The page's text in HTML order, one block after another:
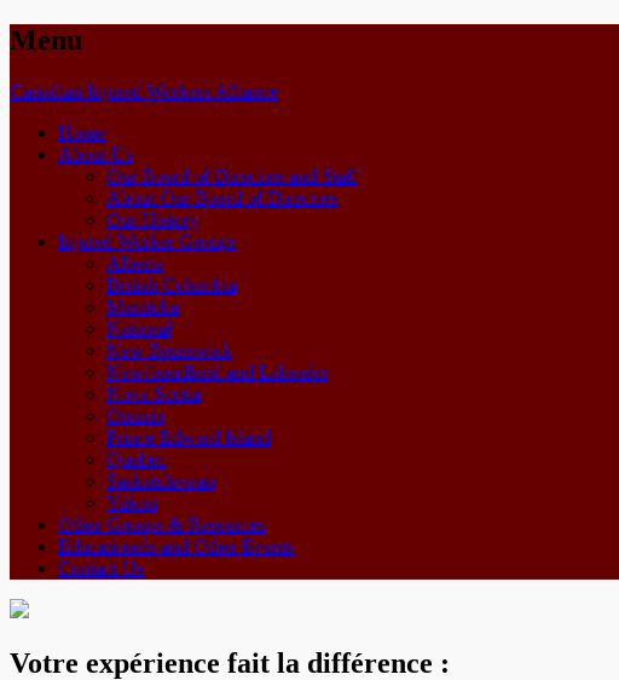
Menu
Canadian Injured Workers AllianceSkip
Home
About Us
Our Board of Directors and Staff
About Our Board of Directors
Our History
Injured Worker Groups
Alberta
British Columbia
Manitoba
National
New Brunswick
Newfoundland and Labrador
Nova Scotia
Ontario
Prince Edward Island
Quebec
Saskatchewan
Yukon
Other Groups & Resources
Educationals and Other Events
Contact Us
Votre expérience fait la différence :